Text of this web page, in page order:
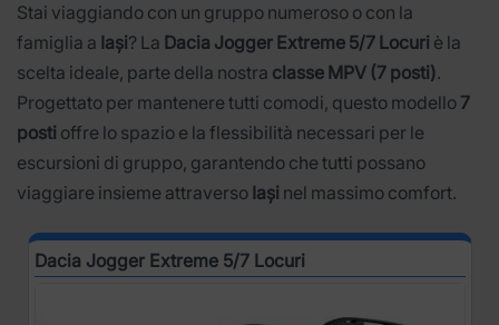
Stai viaggiando con un gruppo numeroso o con la
famiglia a Iași? La Dacia Jogger Extreme 5/7 Locuri è la
scelta ideale, parte della nostra classe MPV (7 posti).
Progettato per mantenere tutti comodi, questo modello 7
posti offre lo spazio e la flessibilità necessari per le
escursioni di gruppo, garantendo che tutti possano
viaggiare insieme attraverso Iași nel massimo comfort.
Dacia Jogger Extreme 5/7 Locuri